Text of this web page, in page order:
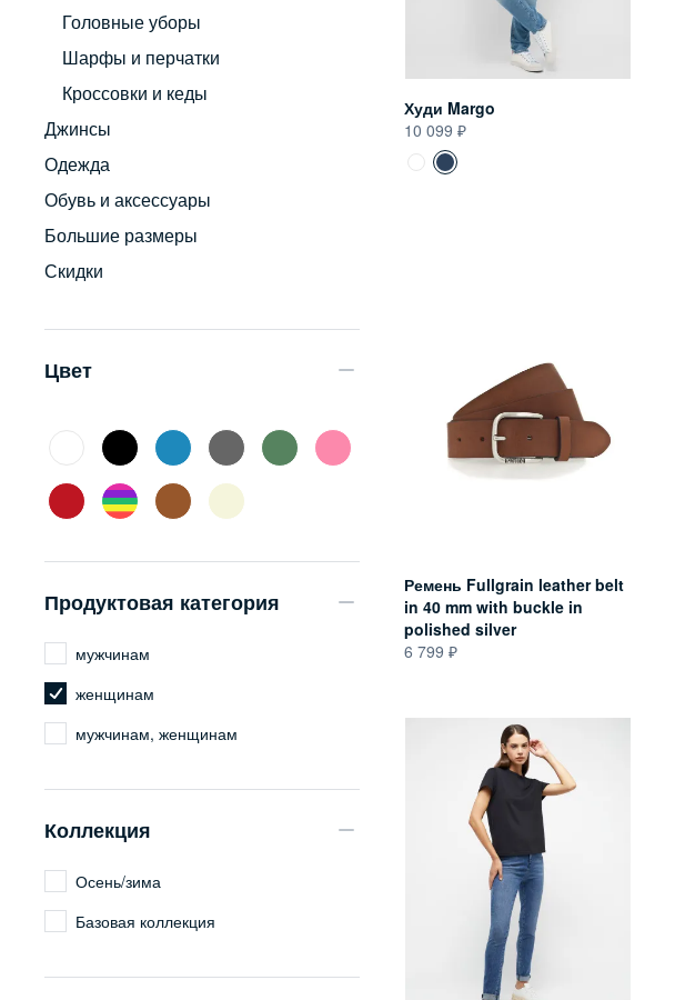
Головные уборы
Шарфы и перчатки
Кроссовки и кеды
Джинсы
Одежда
Обувь и аксессуары
Большие размеры
Скидки
Цвет
Продуктовая категория
мужчинам
женщинам
мужчинам, женщинам
Коллекция
Осень/зима
Базовая коллекция
Худи Margo
10 099
Ремень Fullgrain leather belt
in 40 mm with buckle in
polished silver
6 799